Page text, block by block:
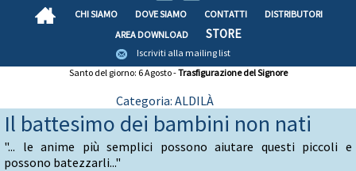
CHI SIAMO DOVE SIAMO CONTATTI
DISTRIBUTORI
AREA DOWNLOAD
STORE
Iscriviti alla mailing list
Santo del giorno: 6 Agosto -Trasfigurazione del Signore
Categoria: ALDILÀ
Il battesimo dei bambini non nati
"... le anime più semplici possono aiutare questi piccoli e
possono batezzarli..."